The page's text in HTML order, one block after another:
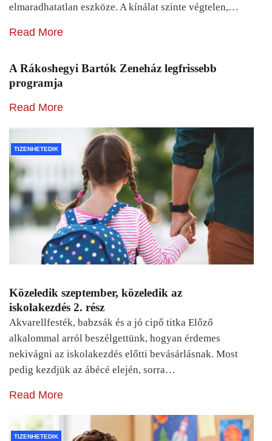
elmaradhatatlan eszköze. A kínálat szinte végtelen,…
Read More
A Rákoshegyi Bartók Zeneház legfrissebb
programja
Read More
TIZENHETEDIK
Közeledik szeptember, közeledik az
iskolakezdés 2. rész
Akvarellfesték, babzsák és a jó cipő titka Előző
alkalommal arról beszélgettünk, hogyan érdemes
nekivágni az iskolakezdés előtti bevásárlásnak. Most
pedig kezdjük az ábécé elején, sorra…
Read More
TIZENHETEDIK